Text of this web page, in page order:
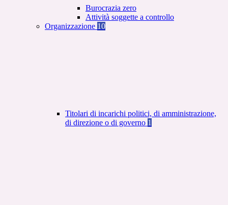
Burocrazia zero
Attività soggette a controllo
Organizzazione 10
Titolari di incarichi politici, di amministrazione,
di direzione o di governo 1